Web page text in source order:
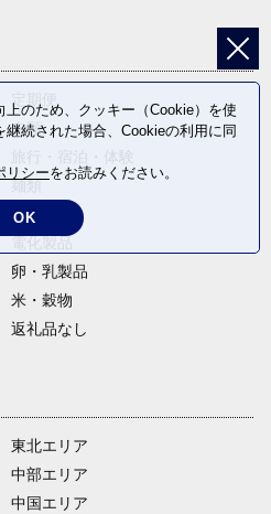
定期便
肉類
麺類
野菜
卵・乳製品
米・穀物
返礼品なし
東北エリア
中部エリア
中国エリア
のため、クッキー（Cookie）を使
続された場合、Cookieの利用に同
リシーをお読みください。
OK